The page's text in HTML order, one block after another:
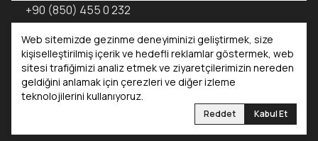
Web sitemizde gezinme deneyiminizi geliştirmek, size
kişiselleştirilmiş içerik ve hedefli reklamlar göstermek, web
sitesi trafiğimizi analiz etmek ve ziyaretçilerimizin nereden
geldiğini anlamak için çerezleri ve diğer izleme
teknolojilerini kullanıyoruz.
Reddet Kabul Et
Kataloglar
Konfor Mobilya Konfor Yatak
+90 (850) 455 0 232
Konfor Mobilya Kataloğu - 2025
©2025 Tüm Hakları Saklıdır. Konfor Mobilya | Reliefers Digital